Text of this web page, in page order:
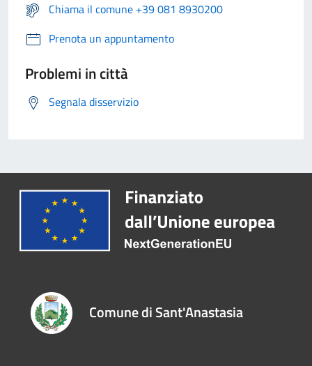
Chiama il comune +39 081 8930200
Prenota un appuntamento
Problemi in città
Segnala disservizio
Comune di Sant'Anastasia